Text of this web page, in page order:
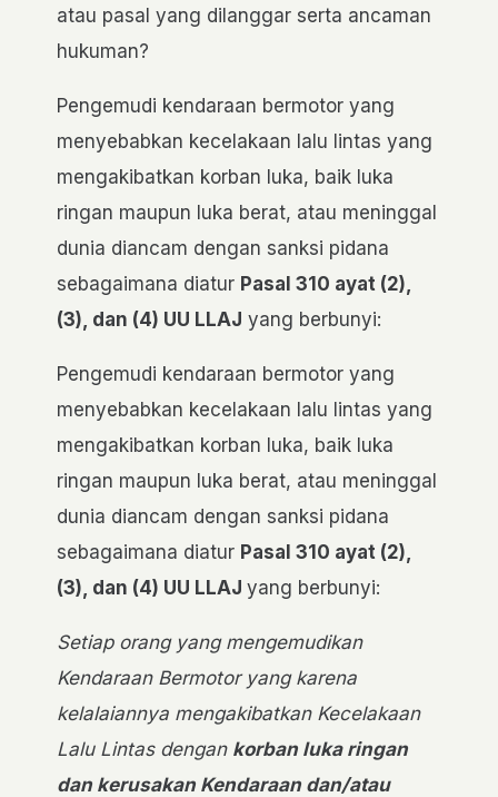
atau pasal yang dilanggar serta ancaman
hukuman?
Pengemudi kendaraan bermotor yang
menyebabkan kecelakaan lalu lintas yang
mengakibatkan korban luka, baik luka
ringan maupun luka berat, atau meninggal
dunia diancam dengan sanksi pidana
sebagaimana diatur Pasal 310 ayat (2),
(3), dan (4) UU LLAJ yang berbunyi:
Pengemudi kendaraan bermotor yang
menyebabkan kecelakaan lalu lintas yang
mengakibatkan korban luka, baik luka
ringan maupun luka berat, atau meninggal
dunia diancam dengan sanksi pidana
sebagaimana diatur Pasal 310 ayat (2),
(3), dan (4) UU LLAJ yang berbunyi:
Setiap orang yang mengemudikan
Kendaraan Bermotor yang karena
kelalaiannya mengakibatkan Kecelakaan
Lalu Lintas dengan korban luka ringan
dan kerusakan Kendaraan dan/atau